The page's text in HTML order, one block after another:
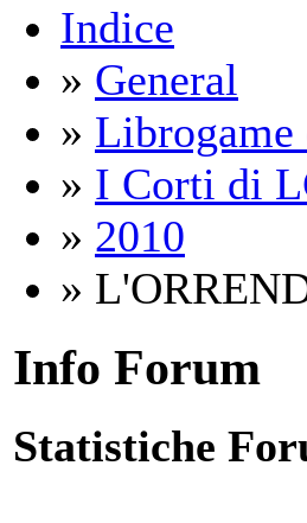
Indice
» General
»
» I Corti di
» 2010
»
Info Forum
Statistiche